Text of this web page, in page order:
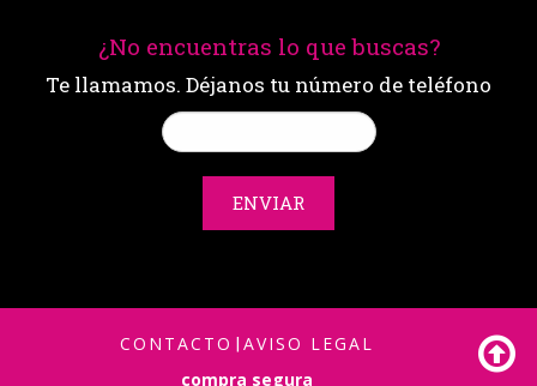
¿No encuentras lo que buscas?
Te llamamos. Déjanos tu número de teléfono
ENVIAR
CONTACTO | AVISO LEGAL
compra segura